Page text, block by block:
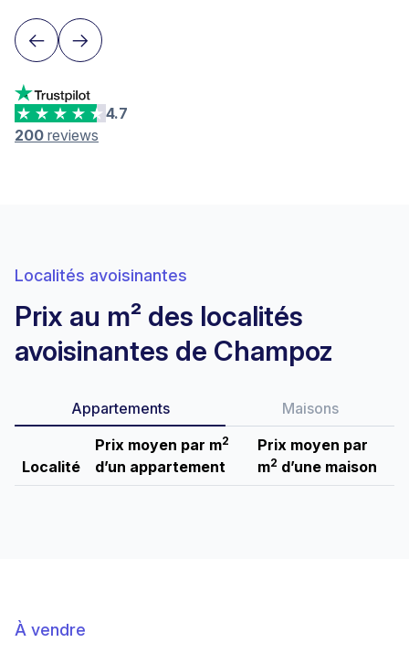
4.7
200 reviews
Localités avoisinantes
Prix au m² des localités
avoisinantes de Champoz
Appartements Maisons
Localité
Prix moyen par m2
d’un appartement
Prix moyen par
m2 d’une maison
À vendre